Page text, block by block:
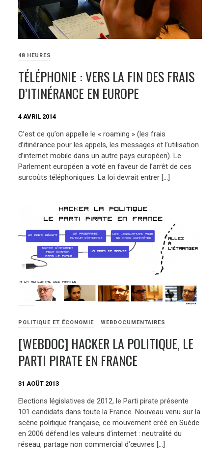
48 HEURES
TÉLÉPHONIE : VERS LA FIN DES FRAIS
D’ITINÉRANCE EN EUROPE
4 AVRIL 2014
C’est ce qu’on appelle le « roaming » (les frais
d’itinérance pour les appels, les messages et l’utilisation
d’internet mobile dans un autre pays européen). Le
Parlement européen a voté en faveur de l’arrêt de ces
surcoûts téléphoniques. La loi devrait entrer […]
POLITIQUE ET ÉCONOMIE WEBDOCUMENTAIRES
[WEBDOC] HACKER LA POLITIQUE, LE
PARTI PIRATE EN FRANCE
31 AOÛT 2013
Elections législatives de 2012, le Parti pirate présente
101 candidats dans toute la France. Nouveau venu sur la
scène politique française, ce mouvement créé en Suède
en 2006 défend les valeurs d’internet : neutralité du
réseau, partage non commercial d’œuvres […]